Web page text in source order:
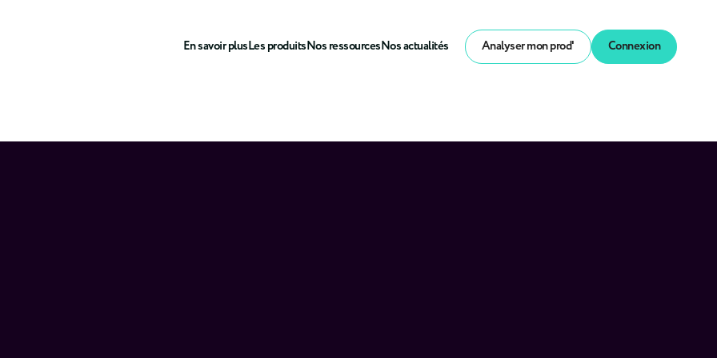
En savoir plusLes produitsNos ressourcesNos actualités Analyser mon prod' Connexion